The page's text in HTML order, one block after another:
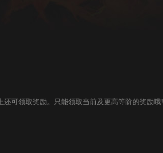
可领取奖励。只能领取当前及更高等阶的奖励哦!